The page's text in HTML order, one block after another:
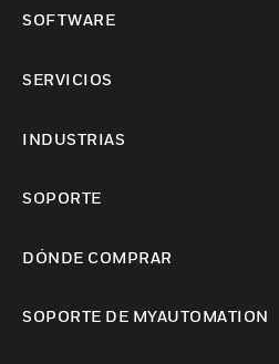
SOFTWARE
SERVICIOS
INDUSTRIAS
SOPORTE
DÓNDE COMPRAR
SOPORTE DE MYAUTOMATION